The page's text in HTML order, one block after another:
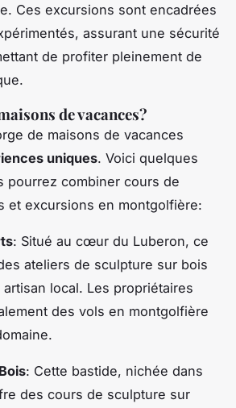
Ces excursions sont encadrées
assurant une sécurité
de profiter pleinement de
de vacances?
de maisons de vacances
uniques. Voici quelques
pourrez combiner cours de
et excursions en montgolfière:
: Situé au cœur du Luberon, ce
ateliers de sculpture sur bois
local. Les propriétaires
des vols en montgolfière
: Cette bastide, nichée dans
des cours de sculpture sur